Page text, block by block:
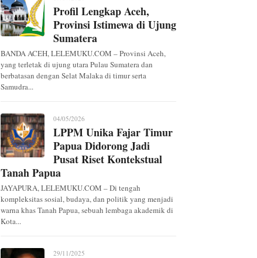
Profil Lengkap Aceh,
Provinsi Istimewa di Ujung
Sumatera
BANDA ACEH, LELEMUKU.COM – Provinsi Aceh,
yang terletak di ujung utara Pulau Sumatera dan
berbatasan dengan Selat Malaka di timur serta
Samudra...
04/05/2026
LPPM Unika Fajar Timur
Papua Didorong Jadi
Pusat Riset Kontekstual
Tanah Papua
JAYAPURA, LELEMUKU.COM – Di tengah
kompleksitas sosial, budaya, dan politik yang menjadi
warna khas Tanah Papua, sebuah lembaga akademik di
Kota...
29/11/2025